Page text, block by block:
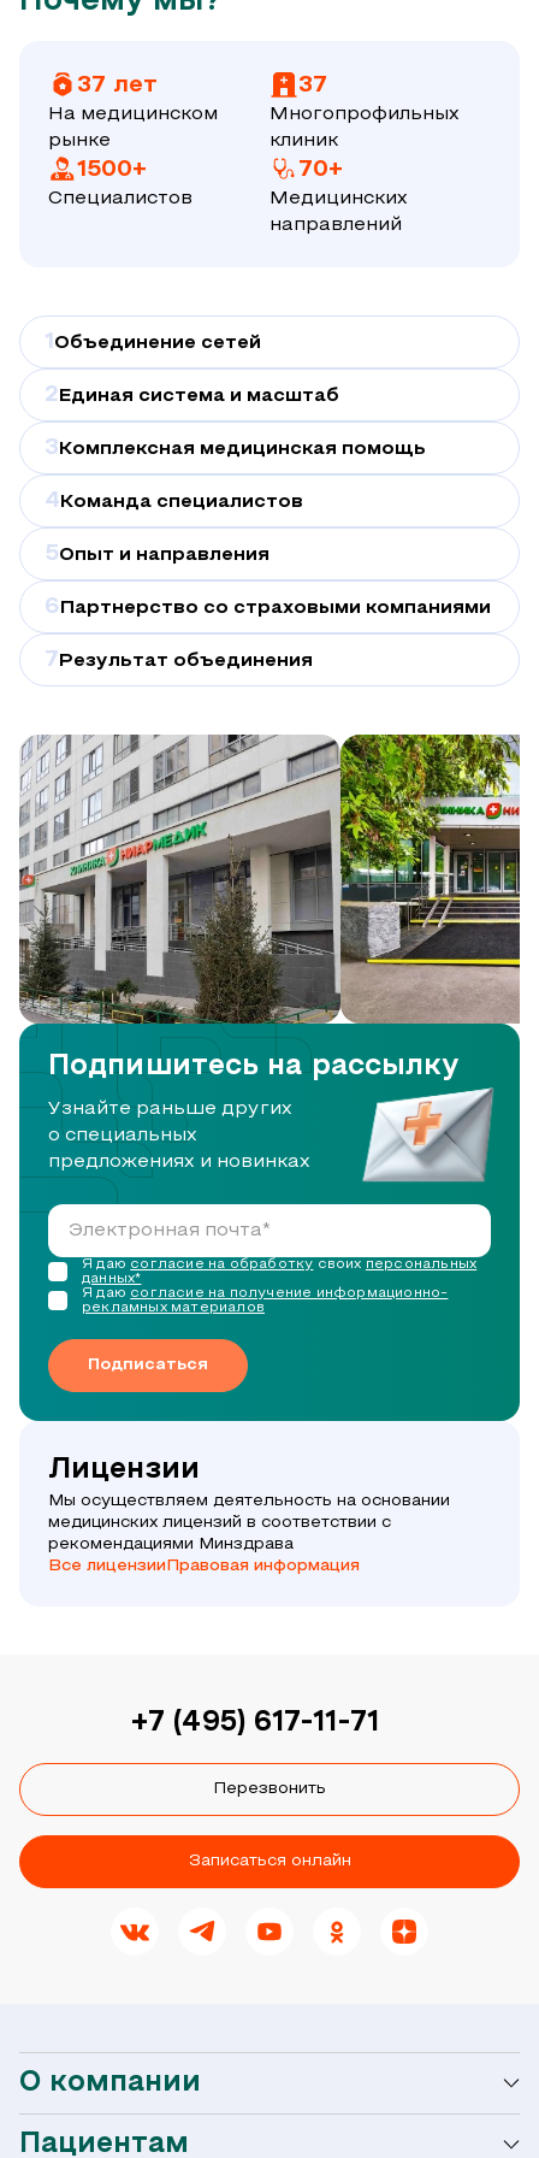
37 лет
На медицинском
рынке
37
Многопрофильных
клиник
1500+
Специалистов
70+
Медицинских
направлений
1 Объединение сетей
2 Единая система и масштаб
3 Комплексная медицинская помощь
4 Команда специалистов
5Опыт и направления
6 Партнерство со страховыми компаниями
7 Результат объединения
Подпишитесь на рассылку
Узнайте раньше других
о специальных
предложениях и новинках
Подписаться
Я даю согласие на обработку своих персональных
данных*
Я даю согласие на получение информационно-
рекламных материалов
Лицензии
Мы осуществляем деятельность на основании
медицинских лицензий в соответствии с
рекомендациями Минздрава
Все лицензии Правовая информация
+7 (495) 617-11-71
Перезвонить
Записаться онлайн
О компании
О сети Ниармедик
Пациентам